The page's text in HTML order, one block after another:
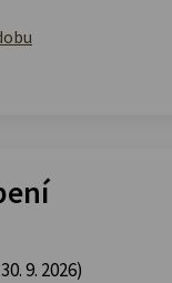
9. 2026)